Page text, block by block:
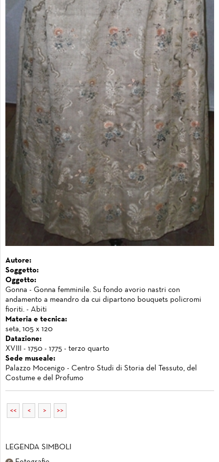
Autore:
Soggetto:
Oggetto:
Gonna - Gonna femminile. Su fondo avorio nastri con
andamento a meandro da cui dipartono bouquets policromi
fioriti. - Abiti
Materia e tecnica:
seta, 105 x 120
Datazione:
XVIII - 1750 - 1775 - terzo quarto
Sede museale:
Palazzo Mocenigo - Centro Studi di Storia del Tessuto, del
Costume e del Profumo
<< < > >>
LEGENDA SIMBOLI